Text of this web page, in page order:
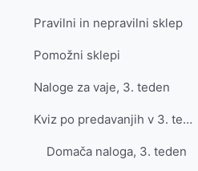
Pravilni in nepravilni sklep
Pomožni sklepi
Naloge za vaje, 3. teden
Kviz po predavanjih v 3. tednu
Domača naloga, 3. teden